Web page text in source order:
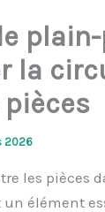
la
2026
les pièces
élément